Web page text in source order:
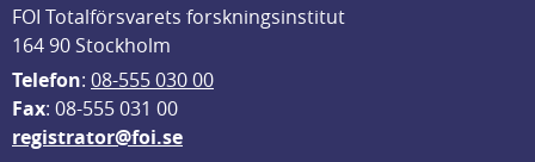
FOI Totalförsvarets forskningsinstitut
164 90 Stockholm
Telefon: 08-555 030 00
Fax: 08-555 031 00
registrator@foi.se